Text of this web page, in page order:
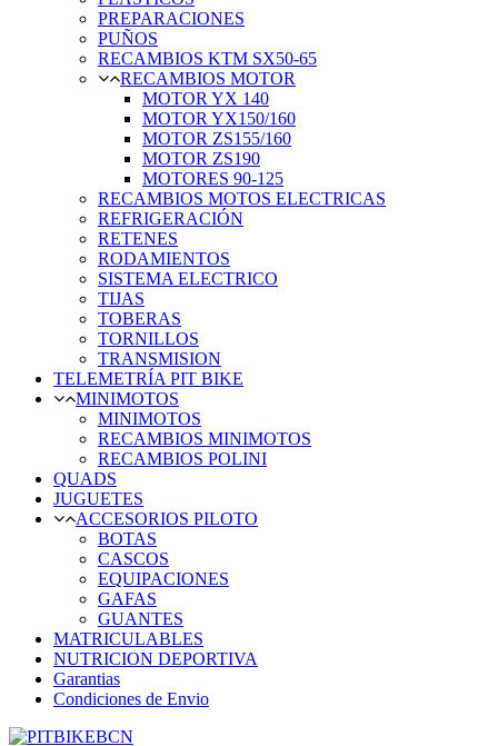
PREPARACIONES
PUÑOS
RECAMBIOS KTM SX50-65
RECAMBIOS MOTOR
MOTOR YX 140
MOTOR YX150/160
MOTOR ZS155/160
MOTOR ZS190
MOTORES 90-125
RECAMBIOS MOTOS ELECTRICAS
REFRIGERACIÓN
RETENES
RODAMIENTOS
SISTEMA ELECTRICO
TIJAS
TOBERAS
TORNILLOS
TRANSMISION
TELEMETRÍA PIT BIKE
MINIMOTOS
MINIMOTOS
RECAMBIOS MINIMOTOS
RECAMBIOS POLINI
QUADS
JUGUETES
ACCESORIOS PILOTO
BOTAS
CASCOS
EQUIPACIONES
GAFAS
GUANTES
MATRICULABLES
NUTRICION DEPORTIVA
Garantias
Condiciones de Envio